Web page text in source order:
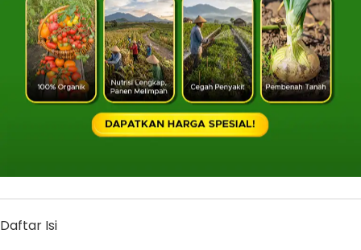
Daftar Isi